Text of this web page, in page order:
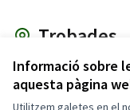
Informació sobre
aquesta pàgina
Utilitzem galetes en el
Trobades
Esbrina on i
Debats